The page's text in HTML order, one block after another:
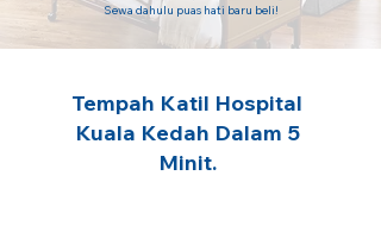
Sewa dahulu puas hati baru beli!
Tempah Katil Hospital
Kuala Kedah Dalam 5
Minit.